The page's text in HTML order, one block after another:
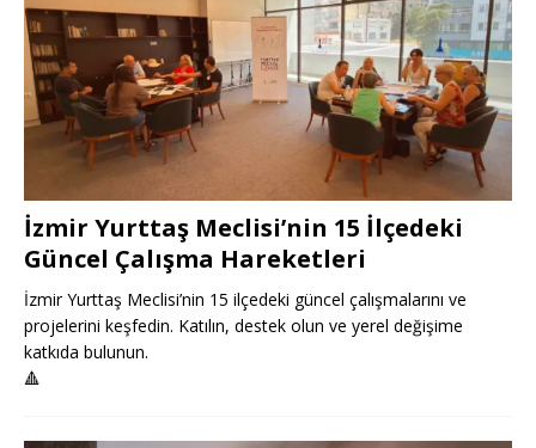
İzmir Yurttaş Meclisi’nin 15 İlçedeki
Güncel Çalışma Hareketleri
İzmir Yurttaş Meclisi’nin 15 ilçedeki güncel çalışmalarını ve
projelerini keşfedin. Katılın, destek olun ve yerel değişime
katkıda bulunun.
🔺